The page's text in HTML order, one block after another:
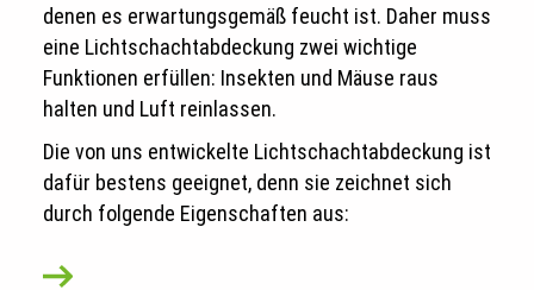
denen es erwartungsgemäß feucht ist. Daher muss
eine Lichtschachtabdeckung zwei wichtige
Funktionen erfüllen: Insekten und Mäuse raus
halten und Luft reinlassen.
Die von uns entwickelte Lichtschachtabdeckung ist
dafür bestens geeignet, denn sie zeichnet sich
durch folgende Eigenschaften aus: